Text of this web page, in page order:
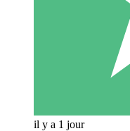
il y a 1 jour